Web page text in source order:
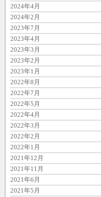
2024年4月
2024年2月
2023年7月
2023年4月
2023年3月
2023年2月
2023年1月
2022年8月
2022年7月
2022年5月
2022年4月
2022年3月
2022年2月
2022年1月
2021年12月
2021年11月
2021年6月
2021年5月